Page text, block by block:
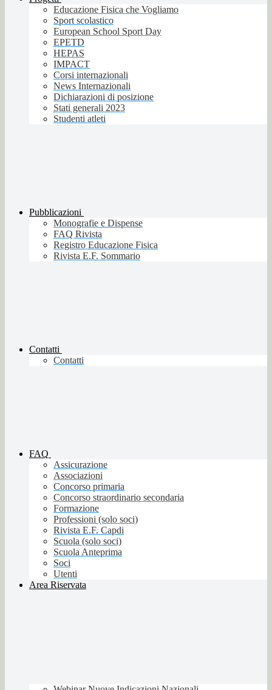
Educazione Fisica che Vogliamo
Sport scolastico
European School Sport Day
EPETD
HEPAS
IMPACT
Corsi internazionali
News Internazionali
Dichiarazioni di posizione
Stati generali 2023
Studenti atleti
Pubblicazioni
Monografie e Dispense
FAQ Rivista
Registro Educazione Fisica
Rivista E.F. Sommario
Contatti
Contatti
FAQ
Assicurazione
Associazioni
Concorso primaria
Concorso straordinario secondaria
Formazione
Professioni (solo soci)
Rivista E.F. Capdi
Scuola (solo soci)
Scuola Anteprima
Soci
Utenti
Area Riservata